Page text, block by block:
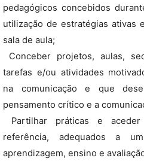
pedagógicos concebidos
utilização de estratégias ativas
sala de aula;
 Conceber projetos, aulas,
tarefas e/ou atividades
na comunicação e que
pensamento crítico e a
 Partilhar práticas e
referência, adequados a
aprendizagem, ensino e